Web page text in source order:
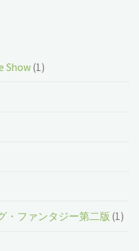
Show(1)
・ファンタジー第二版 (1)